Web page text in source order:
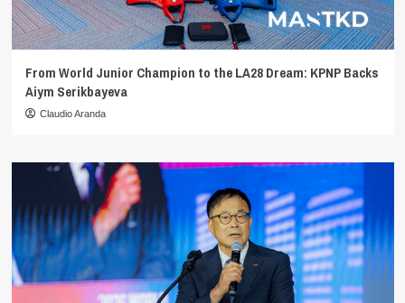
From World Junior Champion to the LA28 Dream: KPNP Backs
Aiym Serikbayeva
Claudio Aranda